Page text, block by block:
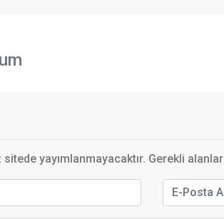
sitede yayımlanmayacaktır. Gerekli alanlar